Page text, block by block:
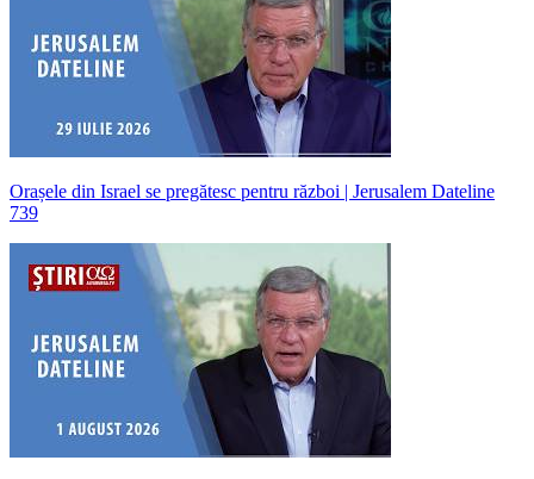
Orașele din Israel se pregătesc pentru război | Jerusalem Dateline
739